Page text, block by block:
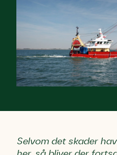
Selvom det skader